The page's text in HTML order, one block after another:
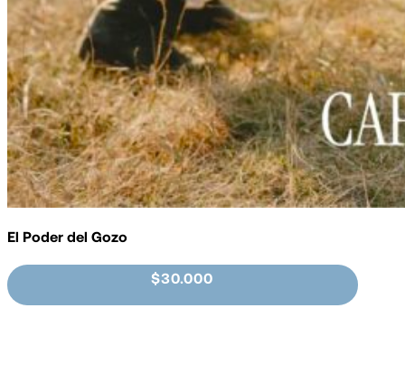
El Poder del Gozo
$30.000